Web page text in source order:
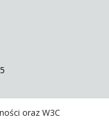
oraz W3C